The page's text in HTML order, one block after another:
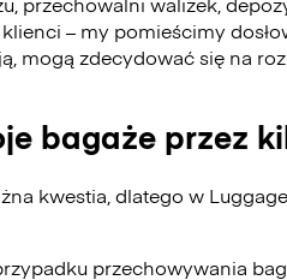
– my pomieścimy
mogą zdecydować się na
bagaże przez
kwestia, dlatego w
przechowywania